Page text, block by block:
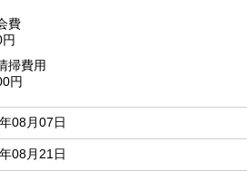
費
掃費用
円
08月07日
08月21日